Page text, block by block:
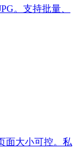
。支持批量、
面大小可控。私